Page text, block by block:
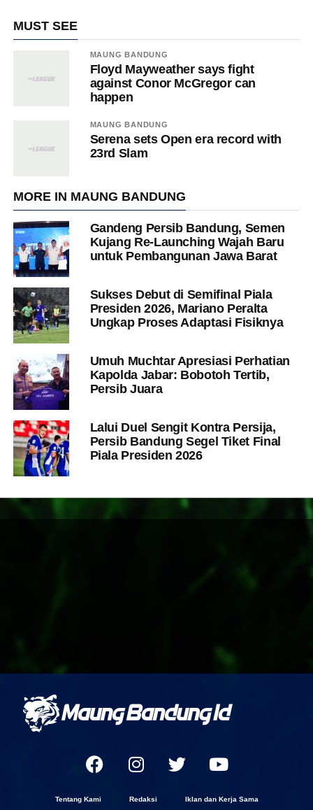
MUST SEE
MAUNG BANDUNG
Floyd Mayweather says fight
against Conor McGregor can
happen
MAUNG BANDUNG
Serena sets Open era record with
23rd Slam
MORE IN MAUNG BANDUNG
Gandeng Persib Bandung, Semen
Kujang Re-Launching Wajah Baru
untuk Pembangunan Jawa Barat
Sukses Debut di Semifinal Piala
Presiden 2026, Mariano Peralta
Ungkap Proses Adaptasi Fisiknya
Umuh Muchtar Apresiasi Perhatian
Kapolda Jabar: Bobotoh Tertib,
Persib Juara
Lalui Duel Sengit Kontra Persija,
Persib Bandung Segel Tiket Final
Piala Presiden 2026
Tentang Kami Redaksi Iklan dan Kerja Sama